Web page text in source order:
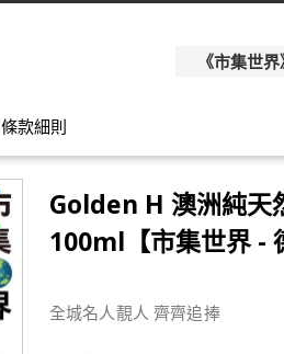
《市集世
條款細則
Golden H 澳洲純天
100ml【市集世界 -
全城名人靚人 齊齊追捧